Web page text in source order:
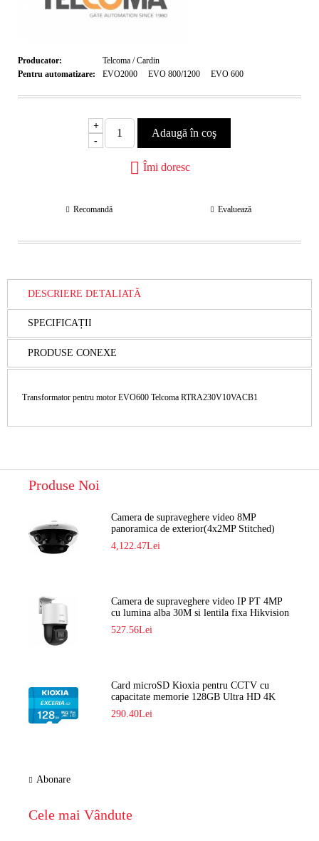
Producator:
Telcoma / Cardin
Pentru automatizare:
EVO2000 EVO 800/1200 EVO 600
+
-
Îmi doresc
Recomandă Evaluează
DESCRIERE DETALIATĂ
SPECIFICAȚII
PRODUSE CONEXE
Transformator pentru motor EVO600 Telcoma RTRA230V10VACB1
Produse Noi
Camera de supraveghere video 8MP
panoramica de exterior(4x2MP Stitched)
Navaio NGC-7482PR
4,122.47Lei
Camera de supraveghere video IP PT 4MP
cu lumina alba 30M si lentila fixa Hikvision
DS-2DE2C400SCG-E F1
527.56Lei
Card microSD Kioxia pentru CCTV cu
capacitate memorie 128GB Ultra HD 4K
LMEX2L128GG2
290.40Lei
Abonare
Cele mai Vândute